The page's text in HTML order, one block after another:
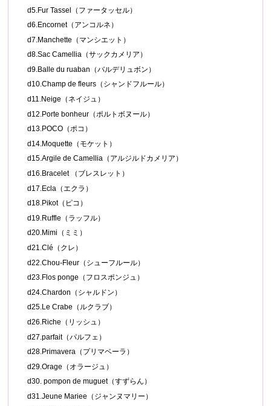
d5.Fur Tassel（ファータッセル）
d6.Encornet（アンコルネ）
d7.Manchette（マンシエット）
d8.Sac Camellia（サックカメリア）
d9.Balle du ruaban（バルデリュボン）
d10.Champ de fleurs（シャンドフルール）
d11.Neige（ネイジュ）
d12.Porte bonheur（ポルトボヌール）
d13.POCO（ポコ）
d14.Moquette（モケット）
d15.Argile de Camellia（アルジルドカメリア）
d16.Bracelet （ブレスレット）
d17.Ecla（エクラ）
d18.Pikot（ピコ）
d19.Ruffle（ラッフル）
d20.Mimi（ミミ）
d21.Clé（クレ）
d22.Chou-Fleur（シューフルール）
d23.Flos ponge（フロスポンジュ）
d24.Chardon（シャルドン）
d25.Le Crabe（ルクラブ）
d26.Riche（リッシュ）
d27.parfait（パルフェ）
d28.Primavera（プリマベーラ）
d29.Orage（オラージュ）
d30. pompon de muguet（すずらん）
d31.Jeune Mariee（ジャンヌマリー）